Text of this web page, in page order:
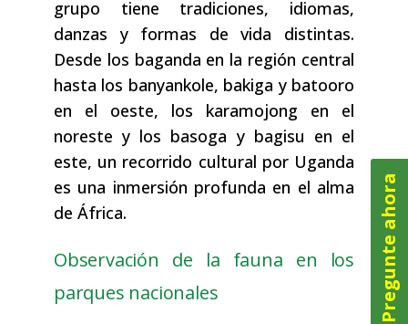
grupo tiene tradiciones, idiomas,
danzas y formas de vida distintas.
Desde los baganda en la región central
hasta los banyankole, bakiga y batooro
en el oeste, los karamojong en el
noreste y los basoga y bagisu en el
este, un recorrido cultural por Uganda
es una inmersión profunda en el alma
de África.
Observación de la fauna en los
parques nacionales
Pregunte ahora